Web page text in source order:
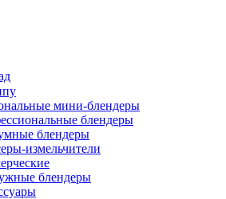
мини-блендеры
блендеры
блендеры
измельчители
блендеры